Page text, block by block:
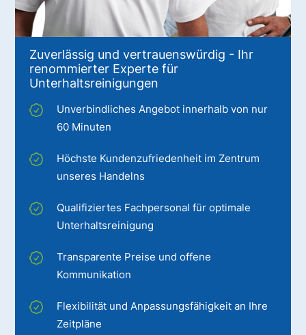
Zuverlässig und vertrauenswürdig - Ihr
renommierter Experte für
Unterhaltsreinigungen
Unverbindliches Angebot innerhalb von nur
60 Minuten
Höchste Kundenzufriedenheit im Zentrum
unseres Handelns
Qualifiziertes Fachpersonal für optimale
Unterhaltsreinigung
Transparente Preise und offene
Kommunikation
Flexibilität und Anpassungsfähigkeit an Ihre
Zeitpläne